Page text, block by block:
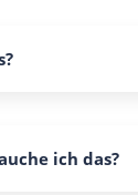
Google Hotel Ads.
ich das?